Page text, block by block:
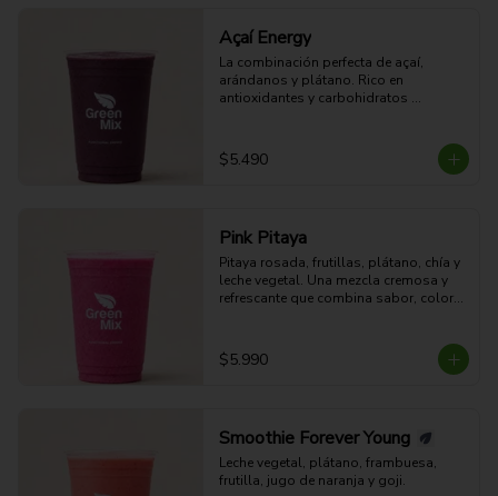
Açaí Energy
La combinación perfecta de açaí,
arándanos y plátano. Rico en
antioxidantes y carbohidratos
$5.490
Pink Pitaya
Pitaya rosada, frutillas, plátano, chía y
leche vegetal. Una mezcla cremosa y
refrescante que combina sabor, color y
$5.990
Smoothie Forever Young
Leche vegetal, plátano, frambuesa,
frutilla, jugo de naranja y goji.